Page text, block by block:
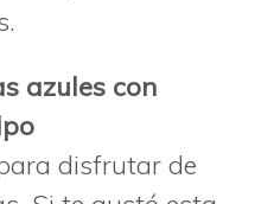
azules con
disfrutar de